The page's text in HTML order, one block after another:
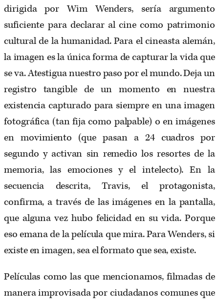
dirigida por Wim Wenders, sería argumento
suficiente para declarar al cine como patrimonio
cultural de la humanidad. Para el cineasta alemán,
la imagen es la única forma de capturar la vida que
se va. Atestigua nuestro paso por el mundo. Deja un
registro tangible de un momento en nuestra
existencia capturado para siempre en una imagen
fotográfica (tan fija como palpable) o en imágenes
en movimiento (que pasan a 24 cuadros por
segundo y activan sin remedio los resortes de la
memoria, las emociones y el intelecto). En la
secuencia descrita, Travis, el protagonista,
confirma, a través de las imágenes en la pantalla,
que alguna vez hubo felicidad en su vida. Porque
eso emana de la película que mira. Para Wenders, si
existe en imagen, sea el formato que sea, existe.
Películas como las que mencionamos, filmadas de
manera improvisada por ciudadanos comunes que